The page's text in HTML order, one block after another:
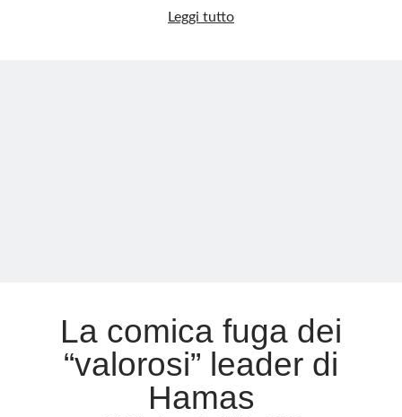
Leggi tuttoYahya
La comica fuga dei
“valorosi” leader di
Hamas